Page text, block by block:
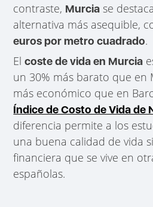
contraste, Murcia se
alternativa más asequible,
euros por metro cuadrado.
Elcoste de vida en Murcia
un 30% más barato que en
más económico que en
Índice de Costo de Vida de
diferencia permite a los
una buena calidad de vida
financiera que se vive en
españolas.